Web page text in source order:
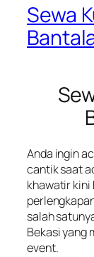
Sewa
Anda ingin
cantik saat
khawatir kini
salah
Bekasi yang
event.